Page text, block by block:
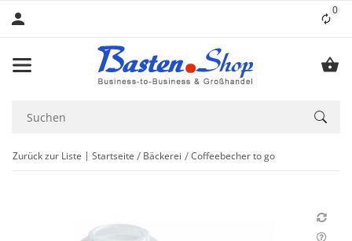
0
Zurück zur Liste Startseite Bäckerei Coffeebecher to go